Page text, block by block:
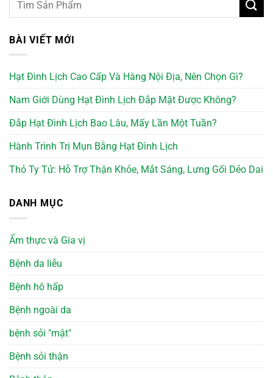
BÀI VIẾT MỚI
Hạt Đình Lịch Cao Cấp Và Hàng Nội Địa, Nên Chọn Gì?
Nam Giới Dùng Hạt Đình Lịch Đắp Mặt Được Không?
Đắp Hạt Đình Lịch Bao Lâu, Mấy Lần Một Tuần?
Hành Trình Trị Mụn Bằng Hạt Đình Lịch
Thỏ Ty Tử: Hỗ Trợ Thận Khỏe, Mắt Sáng, Lưng Gối Dẻo Dai
DANH MỤC
Ẩm thực và Gia vị
Bệnh da liễu
Bệnh hô hấp
Bệnh ngoài da
bệnh sỏi "mật"
Bệnh sỏi thận